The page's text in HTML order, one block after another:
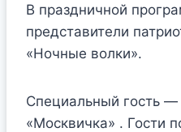
В праздничной
представители
«Ночные волки».
Специальный гость —
«Москвичка» . Гости